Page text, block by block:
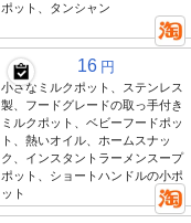
ポット、タンシャン
16 円
小さなミルクポット、ステンレス
製、フードグレードの取っ手付き
ミルクポット、ベビーフードポッ
ト、熱いオイル、ホームスナッ
ク、インスタントラーメンスープ
ポット、ショートハンドルの小ポ
ット